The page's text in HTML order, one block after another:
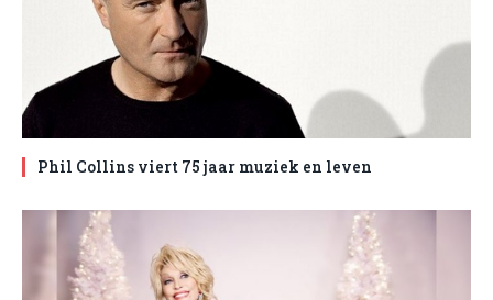
Phil Collins viert 75 jaar muziek en leven